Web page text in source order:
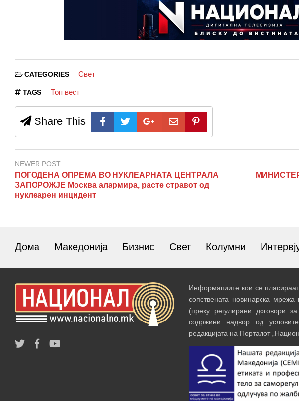
CATEGORIES Свет
TAGS Топ вест
Share This
NEWER POST
ПОГОДЕНА ОПРЕМА ВО НУКЛЕАРНАТА ЦЕНТРАЛА
ЗАПОРОЖЈЕ Москва алармира, расте стравот од
нуклеарен инцидент
Дома Македонија Бизнис Свет Колумни
Информациите кои се
сопствената новинарска
(преку регулирани договори
содржини надвор од
редакцијата на Порталот